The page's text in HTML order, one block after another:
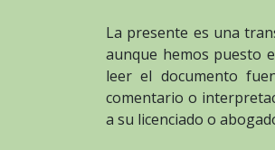
La presente es una
aunque hemos puesto
leer el documento
comentario o
a su licenciado o